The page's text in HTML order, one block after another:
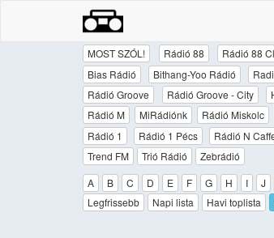
MOST SZÓL! Rádió 88 Rádió 88
Bias Rádió
Bithang-Yoo Rádió
Rádió Groove
Rádió Groove - City
Rádió M
MiRádiónk Rádió Miskolc
Rádió 1
Rádió 1 Pécs Rádió N
Trend FM
Trió Rádió
Zebrádió
A
B C D E F G H I J
Legfrissebb
Napi lista Havi toplista